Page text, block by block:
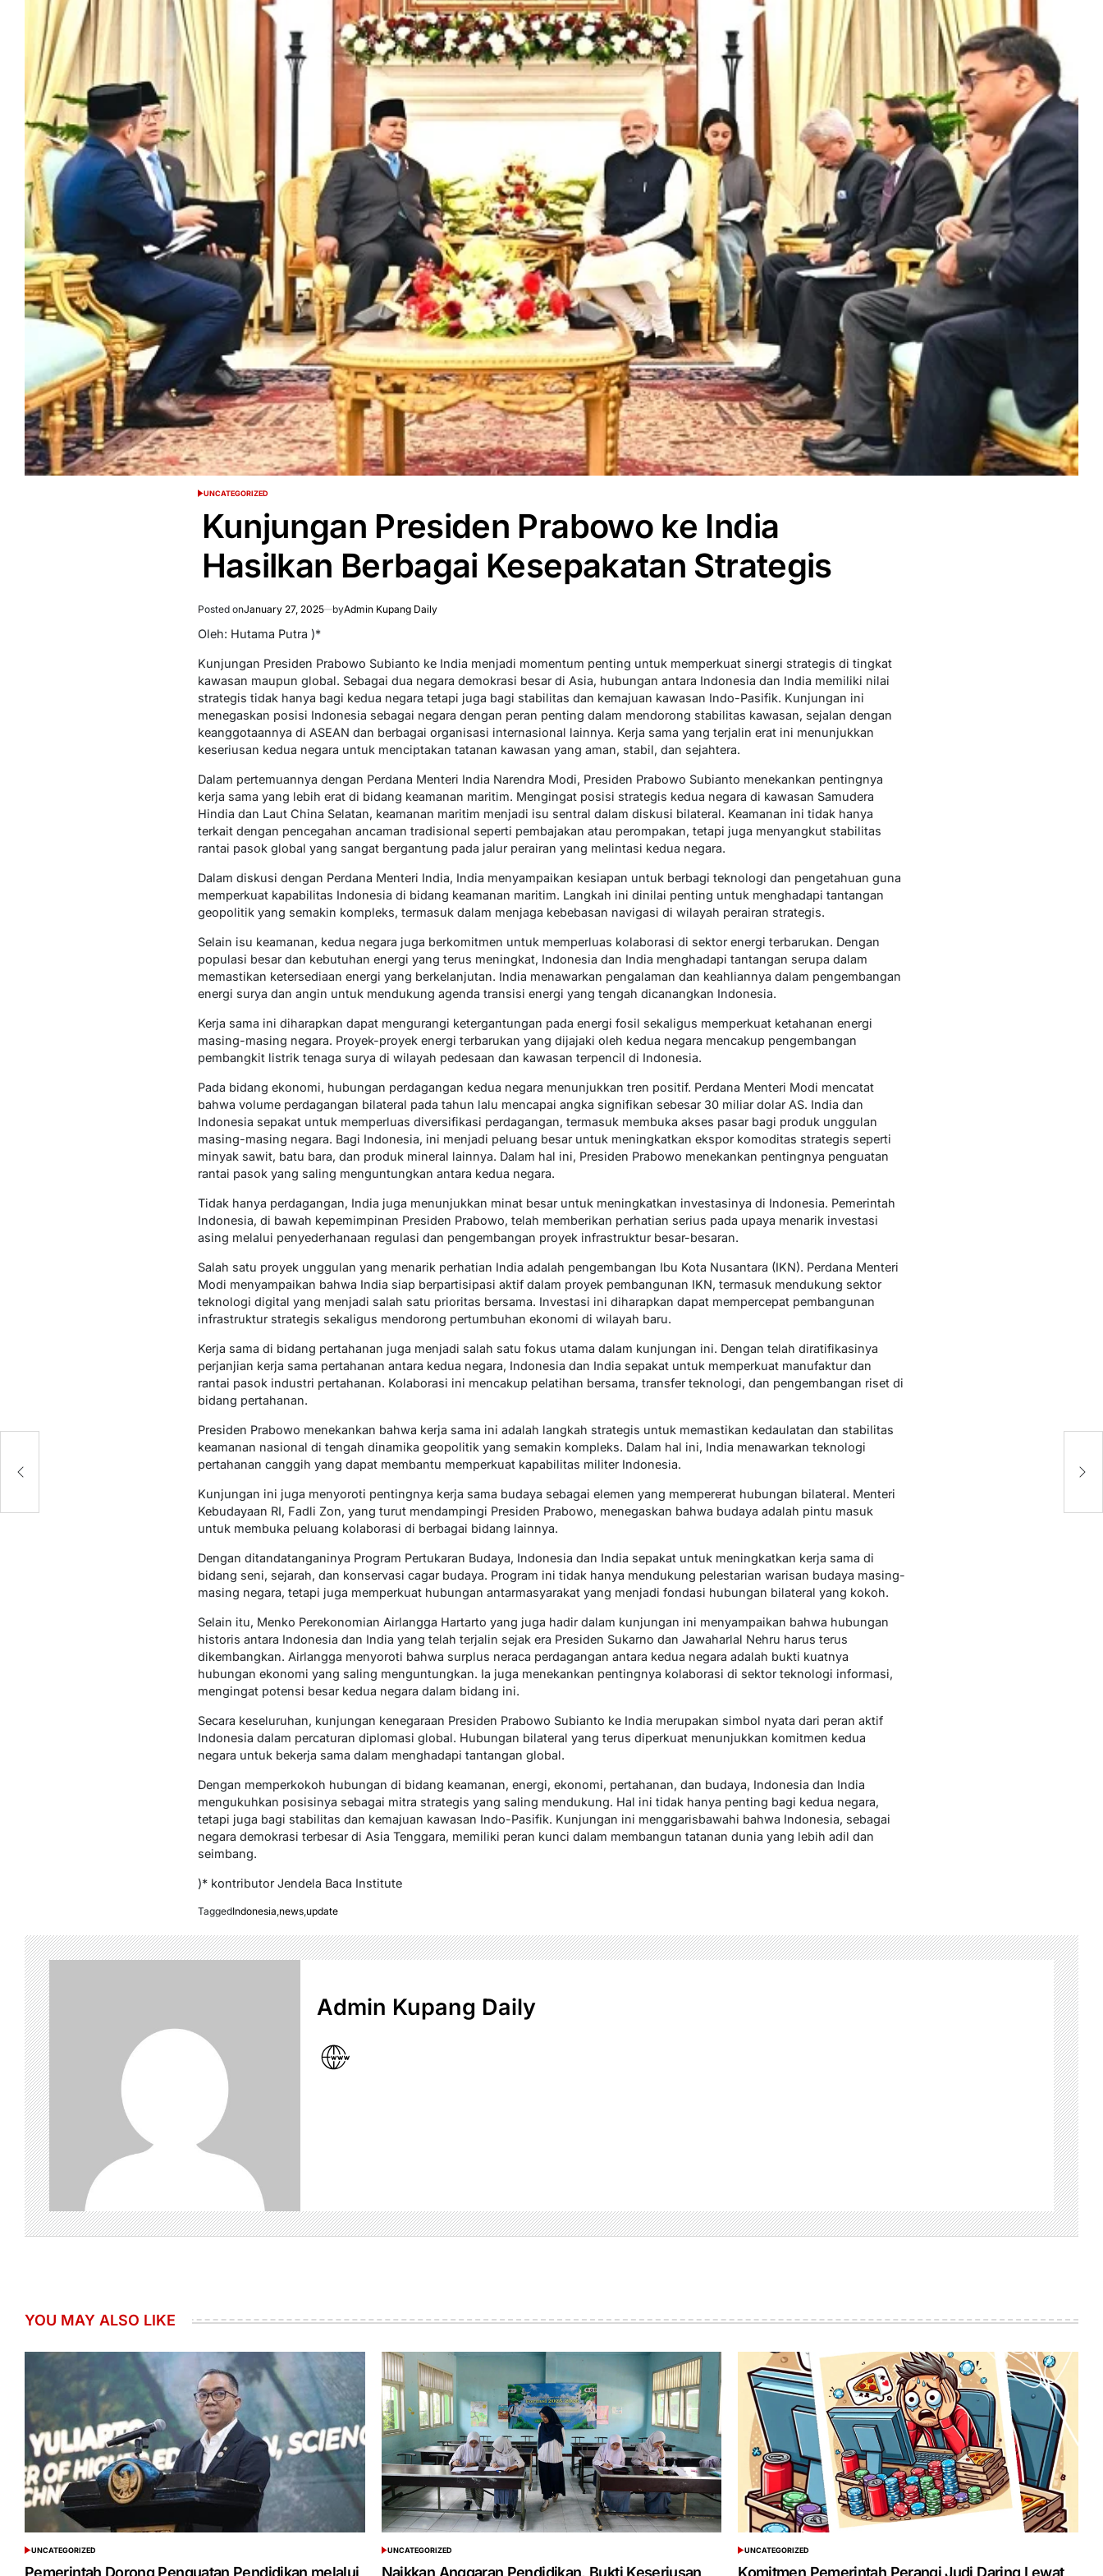
POSTED
UNCATEGORIZED
Kunjungan Presiden Prabowo ke India
Hasilkan Berbagai Kesepakatan Strategis
Posted onJanuary 27, 2025 byAdmin Kupang Daily
Oleh: Hutama Putra )*
Kunjungan Presiden Prabowo Subianto ke India menjadi momentum penting untuk memperkuat sinergi strategis di tingkat
kawasan maupun global. Sebagai dua negara demokrasi besar di Asia, hubungan antara Indonesia dan India memiliki nilai
strategis tidak hanya bagi kedua negara tetapi juga bagi stabilitas dan kemajuan kawasan Indo-Pasifik. Kunjungan ini
menegaskan posisi Indonesia sebagai negara dengan peran penting dalam mendorong stabilitas kawasan, sejalan dengan
keanggotaannya di ASEAN dan berbagai organisasi internasional lainnya. Kerja sama yang terjalin erat ini menunjukkan
keseriusan kedua negara untuk menciptakan tatanan kawasan yang aman, stabil, dan sejahtera.
Dalam pertemuannya dengan Perdana Menteri India Narendra Modi, Presiden Prabowo Subianto menekankan pentingnya
kerja sama yang lebih erat di bidang keamanan maritim. Mengingat posisi strategis kedua negara di kawasan Samudera
Hindia dan Laut China Selatan, keamanan maritim menjadi isu sentral dalam diskusi bilateral. Keamanan ini tidak hanya
terkait dengan pencegahan ancaman tradisional seperti pembajakan atau perompakan, tetapi juga menyangkut stabilitas
rantai pasok global yang sangat bergantung pada jalur perairan yang melintasi kedua negara.
Dalam diskusi dengan Perdana Menteri India, India menyampaikan kesiapan untuk berbagi teknologi dan pengetahuan guna
memperkuat kapabilitas Indonesia di bidang keamanan maritim. Langkah ini dinilai penting untuk menghadapi tantangan
geopolitik yang semakin kompleks, termasuk dalam menjaga kebebasan navigasi di wilayah perairan strategis.
Selain isu keamanan, kedua negara juga berkomitmen untuk memperluas kolaborasi di sektor energi terbarukan. Dengan
populasi besar dan kebutuhan energi yang terus meningkat, Indonesia dan India menghadapi tantangan serupa dalam
memastikan ketersediaan energi yang berkelanjutan. India menawarkan pengalaman dan keahliannya dalam pengembangan
energi surya dan angin untuk mendukung agenda transisi energi yang tengah dicanangkan Indonesia.
Kerja sama ini diharapkan dapat mengurangi ketergantungan pada energi fosil sekaligus memperkuat ketahanan energi
masing-masing negara. Proyek-proyek energi terbarukan yang dijajaki oleh kedua negara mencakup pengembangan
pembangkit listrik tenaga surya di wilayah pedesaan dan kawasan terpencil di Indonesia.
Pada bidang ekonomi, hubungan perdagangan kedua negara menunjukkan tren positif. Perdana Menteri Modi mencatat
bahwa volume perdagangan bilateral pada tahun lalu mencapai angka signifikan sebesar 30 miliar dolar AS. India dan
Indonesia sepakat untuk memperluas diversifikasi perdagangan, termasuk membuka akses pasar bagi produk unggulan
masing-masing negara. Bagi Indonesia, ini menjadi peluang besar untuk meningkatkan ekspor komoditas strategis seperti
minyak sawit, batu bara, dan produk mineral lainnya. Dalam hal ini, Presiden Prabowo menekankan pentingnya penguatan
rantai pasok yang saling menguntungkan antara kedua negara.
Tidak hanya perdagangan, India juga menunjukkan minat besar untuk meningkatkan investasinya di Indonesia. Pemerintah
Indonesia, di bawah kepemimpinan Presiden Prabowo, telah memberikan perhatian serius pada upaya menarik investasi
asing melalui penyederhanaan regulasi dan pengembangan proyek infrastruktur besar-besaran.
Salah satu proyek unggulan yang menarik perhatian India adalah pengembangan Ibu Kota Nusantara (IKN). Perdana Menteri
Modi menyampaikan bahwa India siap berpartisipasi aktif dalam proyek pembangunan IKN, termasuk mendukung sektor
teknologi digital yang menjadi salah satu prioritas bersama. Investasi ini diharapkan dapat mempercepat pembangunan
infrastruktur strategis sekaligus mendorong pertumbuhan ekonomi di wilayah baru.
Kerja sama di bidang pertahanan juga menjadi salah satu fokus utama dalam kunjungan ini. Dengan telah diratifikasinya
perjanjian kerja sama pertahanan antara kedua negara, Indonesia dan India sepakat untuk memperkuat manufaktur dan
rantai pasok industri pertahanan. Kolaborasi ini mencakup pelatihan bersama, transfer teknologi, dan pengembangan riset di
bidang pertahanan.
Presiden Prabowo menekankan bahwa kerja sama ini adalah langkah strategis untuk memastikan kedaulatan dan stabilitas
keamanan nasional di tengah dinamika geopolitik yang semakin kompleks. Dalam hal ini, India menawarkan teknologi
pertahanan canggih yang dapat membantu memperkuat kapabilitas militer Indonesia.
Kunjungan ini juga menyoroti pentingnya kerja sama budaya sebagai elemen yang mempererat hubungan bilateral. Menteri
Kebudayaan RI, Fadli Zon, yang turut mendampingi Presiden Prabowo, menegaskan bahwa budaya adalah pintu masuk
untuk membuka peluang kolaborasi di berbagai bidang lainnya.
Dengan ditandatanganinya Program Pertukaran Budaya, Indonesia dan India sepakat untuk meningkatkan kerja sama di
bidang seni, sejarah, dan konservasi cagar budaya. Program ini tidak hanya mendukung pelestarian warisan budaya masing-
masing negara, tetapi juga memperkuat hubungan antarmasyarakat yang menjadi fondasi hubungan bilateral yang kokoh.
Selain itu, Menko Perekonomian Airlangga Hartarto yang juga hadir dalam kunjungan ini menyampaikan bahwa hubungan
historis antara Indonesia dan India yang telah terjalin sejak era Presiden Sukarno dan Jawaharlal Nehru harus terus
dikembangkan. Airlangga menyoroti bahwa surplus neraca perdagangan antara kedua negara adalah bukti kuatnya
hubungan ekonomi yang saling menguntungkan. Ia juga menekankan pentingnya kolaborasi di sektor teknologi informasi,
mengingat potensi besar kedua negara dalam bidang ini.
Secara keseluruhan, kunjungan kenegaraan Presiden Prabowo Subianto ke India merupakan simbol nyata dari peran aktif
Indonesia dalam percaturan diplomasi global. Hubungan bilateral yang terus diperkuat menunjukkan komitmen kedua
negara untuk bekerja sama dalam menghadapi tantangan global.
Dengan memperkokoh hubungan di bidang keamanan, energi, ekonomi, pertahanan, dan budaya, Indonesia dan India
mengukuhkan posisinya sebagai mitra strategis yang saling mendukung. Hal ini tidak hanya penting bagi kedua negara,
tetapi juga bagi stabilitas dan kemajuan kawasan Indo-Pasifik. Kunjungan ini menggarisbawahi bahwa Indonesia, sebagai
negara demokrasi terbesar di Asia Tenggara, memiliki peran kunci dalam membangun tatanan dunia yang lebih adil dan
seimbang.
)* kontributor Jendela Baca Institute
TaggedIndonesia news, update
Admin Kupang Daily
YOU MAY ALSO LIKE
POSTED
IN
UNCATEGORIZED
Pemerintah Dorong Penguatan Pendidikan melalui
POSTED
IN
UNCATEGORIZED
Naikkan Anggaran Pendidikan, Bukti Keseriusan
POSTED
IN
UNCATEGORIZED
Komitmen Pemerintah Perangi Judi Daring Lewat